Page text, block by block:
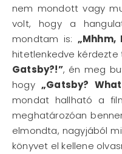
nem mondott vagy
volt, hogy a
mondtam is:
hitetlenkedve
Gatsby?!”, én meg
hogy „Gatsby?
mondat hallható a
meghatározóan
elmondta, nagyjából
könyvet el kellene